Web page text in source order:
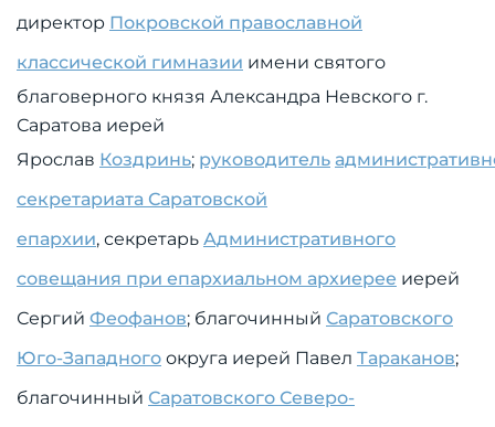
директор Покровской православной
классической гимназии имени святого
благоверного князя Александра Невского г.
Саратова иерей
Ярослав Коздринь; руководитель
секретариата Саратовской
епархии, секретарь Административного
совещания при епархиальном архиерее иерей
Сергий Феофанов; благочинный Саратовского
Юго-Западного округа иерей Павел Тараканов;
благочинный Саратовского Северо-